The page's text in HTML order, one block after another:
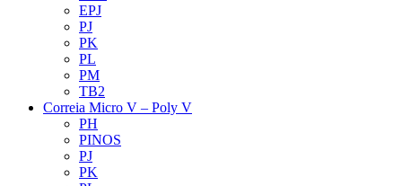
EPJ
PJ
PK
PL
PM
TB2
Correia Micro V – Poly V
PH
PINOS
PJ
PK